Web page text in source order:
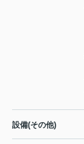
設備(その他)